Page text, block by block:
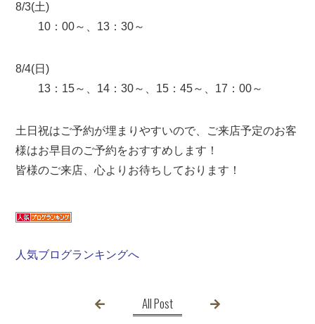
8/3(土)
10：00～、13：30～
8/4(日)
13：15～、14：30～、15：45～、17：00～
土日祝はご予約が埋まりやすいので、ご来店予定のお客
様はお早目のご予約をおすすめします！
皆様のご来店、心よりお待ちしております！
人気ブログランキングへ
All Post